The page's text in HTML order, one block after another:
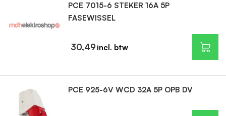
PCE 7015-6 STEKER 16A 5P
FASEWISSEL
30,49
PCE 925-6V WCD 32A 5P OPB DV